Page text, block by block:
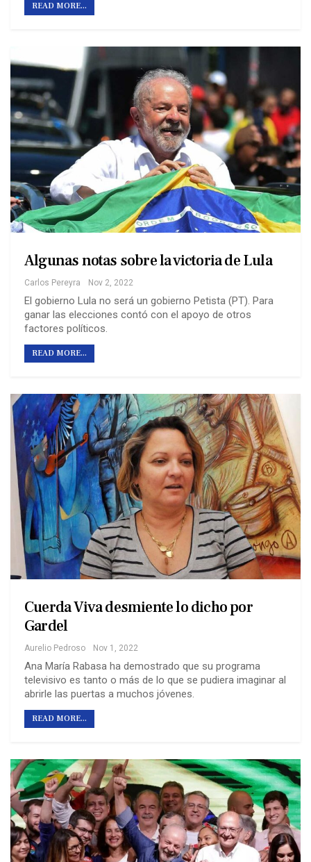
READ MORE...
Algunas notas sobre la victoria de Lula
Carlos Pereyra Nov 2, 2022
El gobierno Lula no será un gobierno Petista (PT). Para
ganar las elecciones contó con el apoyo de otros
factores políticos.
READ MORE...
Cuerda Viva desmiente lo dicho por
Gardel
Aurelio Pedroso Nov 1, 2022
Ana María Rabasa ha demostrado que su programa
televisivo es tanto o más de lo que se pudiera imaginar al
abrirle las puertas a muchos jóvenes.
READ MORE...